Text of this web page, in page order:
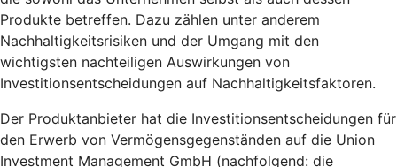
Produkte betreffen. Dazu zählen unter anderem
Nachhaltigkeitsrisiken und der Umgang mit den
wichtigsten nachteiligen Auswirkungen von
Investitionsentscheidungen auf Nachhaltigkeitsfaktoren.
Der Produktanbieter hat die Investitionsentscheidungen für
den Erwerb von Vermögensgegenständen auf die Union
Investment Management GmbH (nachfolgend: die